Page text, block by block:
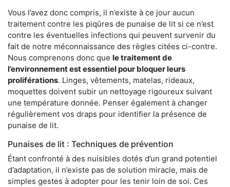
Vous l’avez donc compris, il n’existe à ce jour aucun
traitement contre les piqûres de punaise de lit si ce n’est
contre les éventuelles infections qui peuvent survenir du
fait de notre méconnaissance des règles citées ci-contre.
Nous comprenons donc que le traitement de
l’environnement est essentiel pour bloquer leurs
proliférations. Linges, vêtements, matelas, rideaux,
moquettes doivent subir un nettoyage rigoureux suivant
une température donnée. Penser également à changer
régulièrement vos draps pour identifier la présence de
punaise de lit.
Punaises de lit : Techniques de prévention
Étant confronté à des nuisibles dotés d’un grand potentiel
d’adaptation, il n’existe pas de solution miracle, mais de
simples gestes à adopter pour les tenir loin de soi. Ces